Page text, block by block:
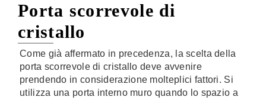
Porta scorrevole di
cristallo
Come già affermato in precedenza, la scelta della
porta scorrevole di cristallo deve avvenire
prendendo in considerazione molteplici fattori. Si
utilizza una porta interno muro quando lo spazio a